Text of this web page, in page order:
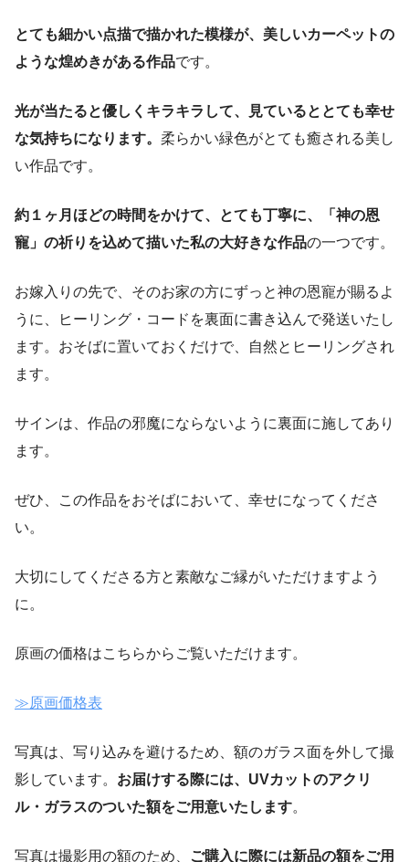
とても細かい点描で描かれた模様が、美しいカーペットの
ような煌めきがある作品です。
光が当たると優しくキラキラして、見ているととても幸せ
な気持ちになります。 柔らかい緑色がとても癒される美し
い作品です。
約１ヶ月ほどの時間をかけて、とても丁寧に、「神の恩
寵」の祈りを込めて描いた私の大好きな作品の一つです。
お嫁入りの先で、そのお家の方にずっと神の恩寵が賜るよ
うに、ヒーリング・コードを裏面に書き込んで発送いたし
ます。おそばに置いておくだけで、自然とヒーリングされ
ます。
サインは、作品の邪魔にならないように裏面に施してあり
ます。
ぜひ、この作品をおそばにおいて、幸せになってくださ
い。
大切にしてくださる方と素敵なご縁がいただけますよう
に。
原画の価格はこちらからご覧いただけます。
≫原画価格表
写真は、写り込みを避けるため、額のガラス面を外して撮
影しています。 お届けする際には、UVカットのアクリ
ル・ガラスのついた額をご用意いたします。
写真は撮影用の額のため、 ご購入に際には新品の額をご用